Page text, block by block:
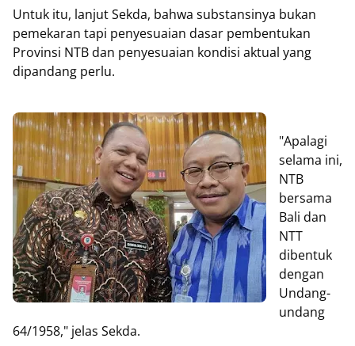
Untuk itu, lanjut Sekda, bahwa substansinya bukan
pemekaran tapi penyesuaian dasar pembentukan
Provinsi NTB dan penyesuaian kondisi aktual yang
dipandang perlu.
"Apalagi
selama ini,
NTB
bersama
Bali dan
NTT
dibentuk
dengan
Undang-
undang
64/1958," jelas Sekda.